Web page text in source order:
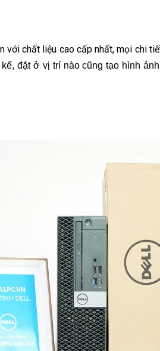
với chất liệu cao cấp nhất, mọi chi
đặt ở vị trí nào cũng tạo hình